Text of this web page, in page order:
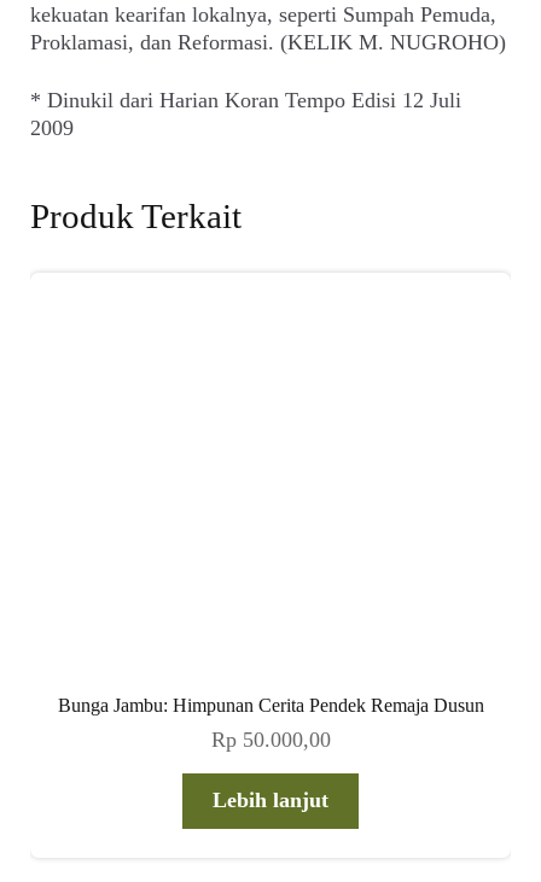
kekuatan kearifan lokalnya, seperti Sumpah Pemuda,
Proklamasi, dan Reformasi. (KELIK M. NUGROHO)
* Dinukil dari Harian Koran Tempo Edisi 12 Juli
2009
Produk Terkait
Bunga Jambu: Himpunan Cerita Pendek Remaja Dusun
Rp50.000,00
Lebih lanjut